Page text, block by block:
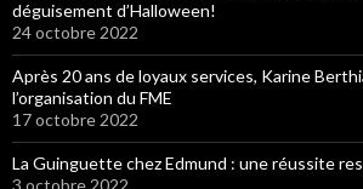
déguisement d’Halloween!
24 octobre 2022
Après 20 ans de loyaux services, Karine
l’organisation du FME
17 octobre 2022
La Guinguette chez Edmund : une réussite